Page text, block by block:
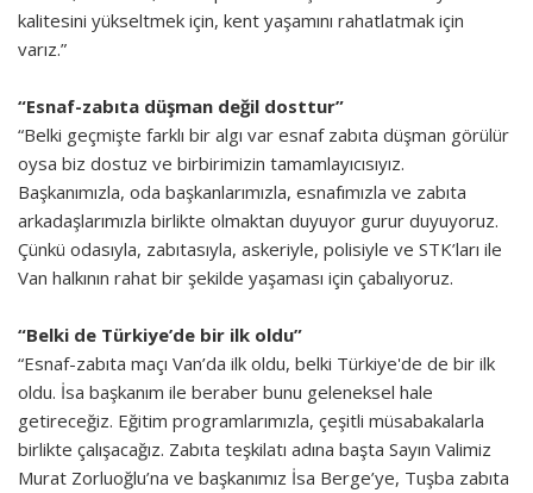
kalitesini yükseltmek için, kent yaşamını rahatlatmak için
varız.”
“Esnaf-zabıta düşman değil dosttur”
“Belki geçmişte farklı bir algı var esnaf zabıta düşman görülür
oysa biz dostuz ve birbirimizin tamamlayıcısıyız.
Başkanımızla, oda başkanlarımızla, esnafımızla ve zabıta
arkadaşlarımızla birlikte olmaktan duyuyor gurur duyuyoruz.
Çünkü odasıyla, zabıtasıyla, askeriyle, polisiyle ve STK’ları ile
Van halkının rahat bir şekilde yaşaması için çabalıyoruz.
“Belki de Türkiye’de bir ilk oldu”
“Esnaf-zabıta maçı Van’da ilk oldu, belki Türkiye'de de bir ilk
oldu. İsa başkanım ile beraber bunu geleneksel hale
getireceğiz. Eğitim programlarımızla, çeşitli müsabakalarla
birlikte çalışacağız. Zabıta teşkilatı adına başta Sayın Valimiz
Murat Zorluoğlu’na ve başkanımız İsa Berge’ye, Tuşba zabıta